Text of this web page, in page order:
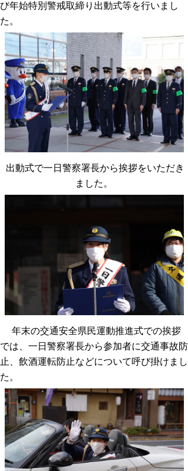
び年始特別警戒取締り出動式等を行いまし
た。
出動式で一日警察署長から挨拶をいただき
ました。
年末の交通安全県民運動推進式での挨拶
では、一日警察署長から参加者に交通事故防
止、飲酒運転防止などについて呼び掛けまし
た。